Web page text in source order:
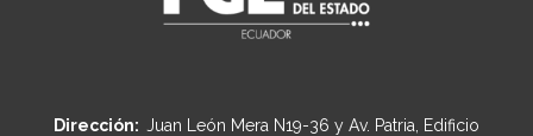
Dirección: Juan León Mera N19-36 y Av. Patria, Edificio